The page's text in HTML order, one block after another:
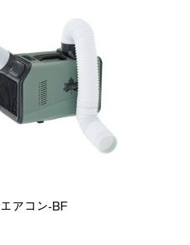
アコン-BF